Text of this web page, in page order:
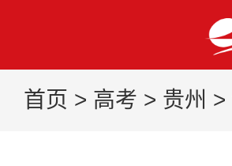
首页 > 高考 > 贵州 >